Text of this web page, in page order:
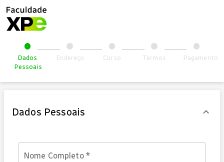
Dados
Pessoais
Endereço Curso Termos Pagamento
Dados Pessoais
Nome Completo *